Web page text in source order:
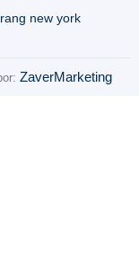
new york
ZaverMarketing